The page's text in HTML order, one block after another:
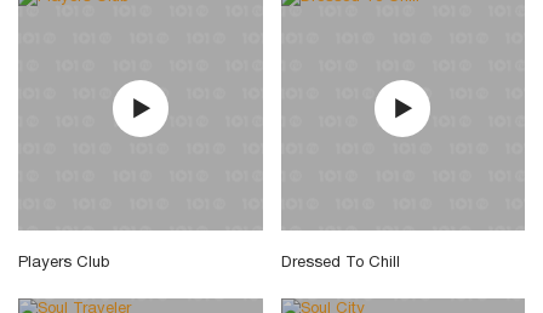
Players Club Dressed To Chill